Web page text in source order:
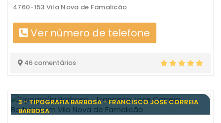
4760-153 Vila Nova de Famalicão
Ver número de telefone
46 comentários
3 - TIPOGRAFIA BARBOSA - FRANCISCO JOSE CORREIA
BARBOSA